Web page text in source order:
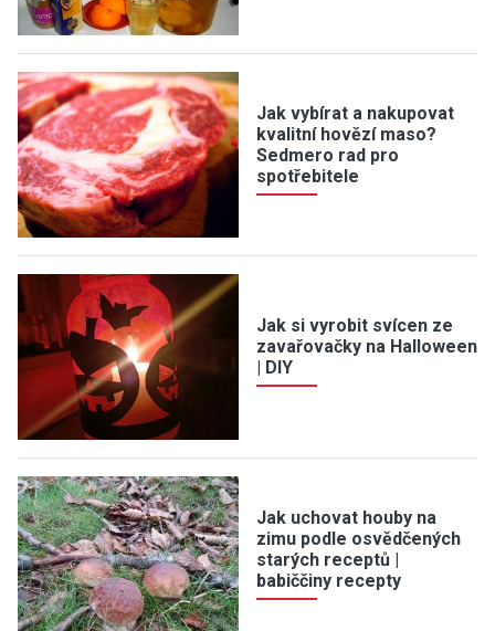
Jak vybírat a nakupovat
kvalitní hovězí maso?
Sedmero rad pro
spotřebitele
Jak si vyrobit svícen ze
zavařovačky na Halloween
| DIY
Jak uchovat houby na
zimu podle osvědčených
starých receptů |
babiččiny recepty